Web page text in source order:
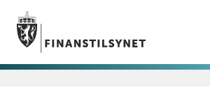
Gå til hovedinnhold
Gå til søkesiden